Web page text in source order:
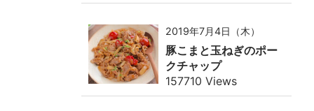
2019年7月4日（木）
豚こまと玉ねぎのポー
クチャップ
157710 Views